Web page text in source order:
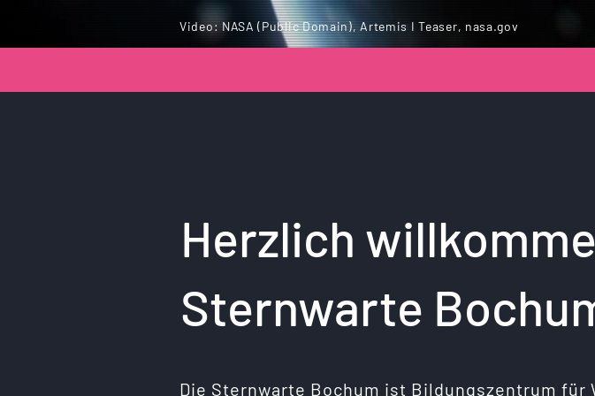
Video: NASA (Public Domain), Artemis I Teaser, nasa.gov
Herzlich
Sternwarte
Die Sternwarte Bochum ist Bildungszentrum für